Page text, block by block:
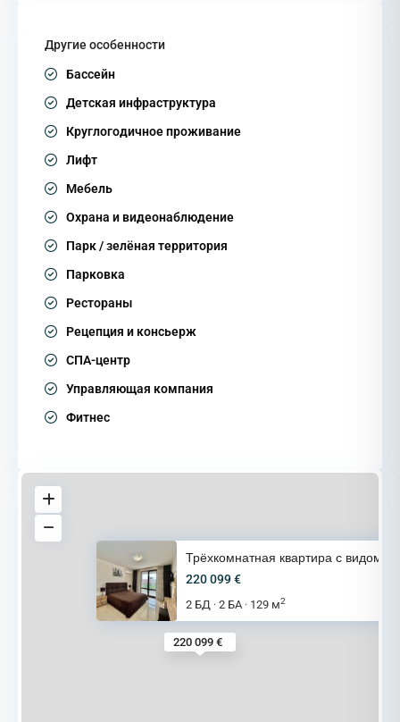
Другие особенности
Бассейн
Детская инфраструктура
Круглогодичное проживание
Лифт
Мебель
Охрана и видеонаблюдение
Парк / зелёная территория
Парковка
Рестораны
Рецепция и консьерж
СПА-центр
Управляющая компания
Фитнес
220 099 €
Трёхкомнатная квартира с видом
220 099 €
2 БД · 2 БА · 129 м2